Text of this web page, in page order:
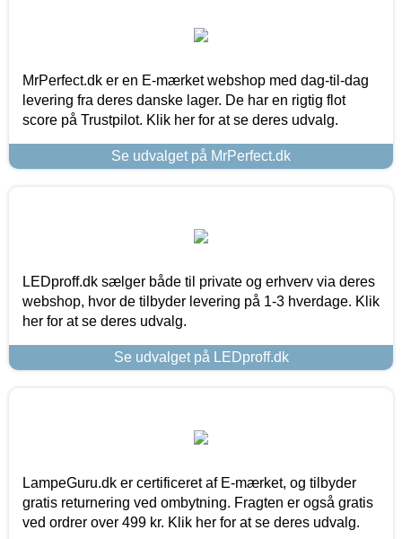
MrPerfect.dk er en E-mærket webshop med dag-til-dag
levering fra deres danske lager. De har en rigtig flot
score på Trustpilot. Klik her for at se deres udvalg.
Se udvalget på MrPerfect.dk
LEDproff.dk sælger både til private og erhverv via deres
webshop, hvor de tilbyder levering på 1-3 hverdage. Klik
her for at se deres udvalg.
Se udvalget på LEDproff.dk
LampeGuru.dk er certificeret af E-mærket, og tilbyder
gratis returnering ved ombytning. Fragten er også gratis
ved ordrer over 499 kr. Klik her for at se deres udvalg.